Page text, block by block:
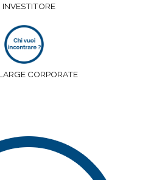
INVESTITORE
CORPORATE